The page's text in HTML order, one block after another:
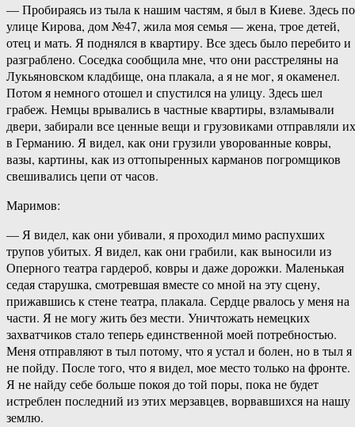
— Пробираясь из тыла к нашим частям, я был в Киеве. Здесь по
улице Кирова, дом №47, жила моя семья — жена, трое детей,
отец и мать. Я поднялся в квартиру. Все здесь было перебито и
разграблено. Соседка сообщила мне, что они расстреляны на
Лукьяновском кладбище, она плакала, а я не мог, я окаменел.
Потом я немного отошел и спустился на улицу. Здесь шел
грабеж. Немцы врывались в частные квартиры, взламывали
двери, забирали все ценные вещи и грузовиками отправляли их
в Германию. Я видел, как они грузили уворованные ковры,
вазы, картины, как из оттопыренных карманов погромщиков
свешивались цепи от часов.
Маримов:
— Я видел, как они убивали, я проходил мимо распухших
трупов убитых. Я видел, как они грабили, как выносили из
Оперного театра гардероб, ковры и даже дорожки. Маленькая
седая старушка, смотревшая вместе со мной на эту сцену,
прижавшись к стене театра, плакала. Сердце рвалось у меня на
части. Я не могу жить без мести. Уничтожать немецких
захватчиков стало теперь единственной моей потребностью.
Меня отправляют в тыл потому, что я устал и болен, но в тыл я
не пойду. После того, что я видел, мое место только на фронте.
Я не найду себе больше покоя до той поры, пока не будет
истреблен последний из этих мерзавцев, ворвавшихся на нашу
землю.